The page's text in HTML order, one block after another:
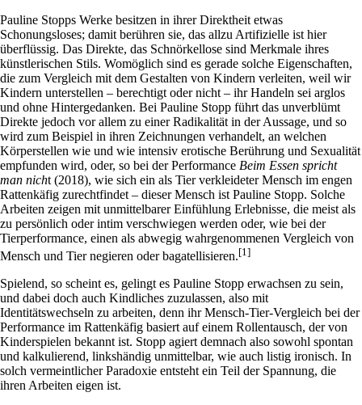
Pauline Stopps Werke besitzen in ihrer Direktheit etwas
Schonungsloses; damit berühren sie, das allzu Artifizielle ist hier
überflüssig. Das Direkte, das Schnörkellose sind Merkmale ihres
künstlerischen Stils. Womöglich sind es gerade solche Eigenschaften,
die zum Vergleich mit dem Gestalten von Kindern verleiten, weil wir
Kindern unterstellen – berechtigt oder nicht – ihr Handeln sei arglos
und ohne Hintergedanken. Bei Pauline Stopp führt das unverblümt
Direkte jedoch vor allem zu einer Radikalität in der Aussage, und so
wird zum Beispiel in ihren Zeichnungen verhandelt, an welchen
Körperstellen wie und wie intensiv erotische Berührung und Sexualität
empfunden wird, oder, so bei der Performance Beim Essen spricht
man nicht (2018), wie sich ein als Tier verkleideter Mensch im engen
Rattenkäfig zurechtfindet – dieser Mensch ist Pauline Stopp. Solche
Arbeiten zeigen mit unmittelbarer Einfühlung Erlebnisse, die meist als
zu persönlich oder intim verschwiegen werden oder, wie bei der
Tierperformance, einen als abwegig wahrgenommenen Vergleich von
Mensch und Tier negieren oder bagatellisieren.[1]
Spielend, so scheint es, gelingt es Pauline Stopp erwachsen zu sein,
und dabei doch auch Kindliches zuzulassen, also mit
Identitätswechseln zu arbeiten, denn ihr Mensch-Tier-Vergleich bei der
Performance im Rattenkäfig basiert auf einem Rollentausch, der von
Kinderspielen bekannt ist. Stopp agiert demnach also sowohl spontan
und kalkulierend, linkshändig unmittelbar, wie auch listig ironisch. In
solch vermeintlicher Paradoxie entsteht ein Teil der Spannung, die
ihren Arbeiten eigen ist.